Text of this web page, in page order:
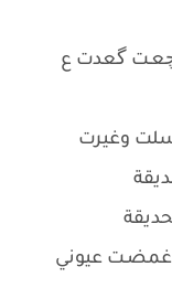
گعدت ع
وغيرت
غمضـت عيوني